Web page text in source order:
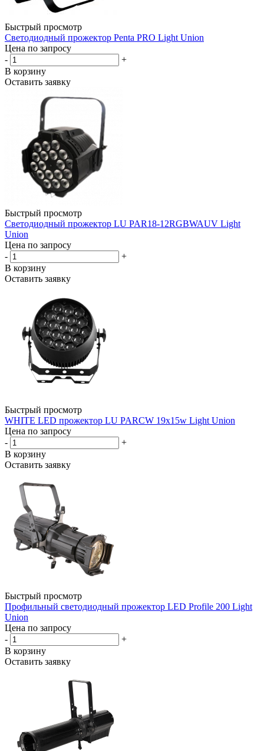
Быстрый просмотр
Светодиодный прожектор Penta PRO Light Union
Цена по запросу
-
+
В корзину
Оставить заявку
Быстрый просмотр
Светодиодный прожектор LU PAR18-12RGBWAUV Light
Union
Цена по запросу
-
+
В корзину
Оставить заявку
Быстрый просмотр
WHITE LED прожектор LU PARCW 19x15w Light Union
Цена по запросу
-
+
В корзину
Оставить заявку
Быстрый просмотр
Профильный светодиодный прожектор LED Profile 200 Light
Union
Цена по запросу
-
+
В корзину
Оставить заявку